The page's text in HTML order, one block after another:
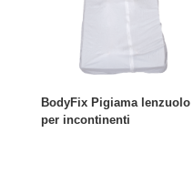
BodyFix Pigiama lenzuolo
per incontinenti